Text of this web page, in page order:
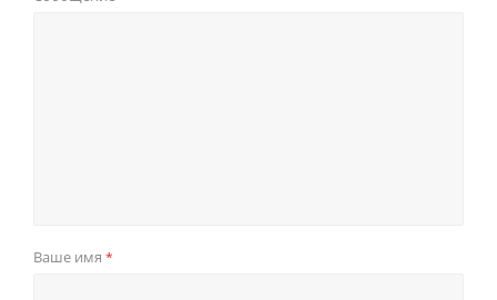
Ваше имя *